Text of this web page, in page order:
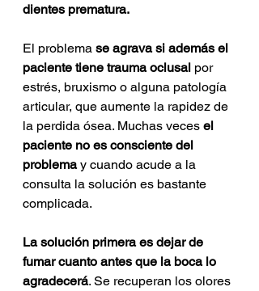
dientes prematura.
El problema se agrava si además el
paciente tiene trauma oclusal por
estrés, bruxismo o alguna patología
articular, que aumente la rapidez de
la perdida ósea. Muchas veces el
paciente no es consciente del
problema y cuando acude a la
consulta la solución es bastante
complicada.
La solución primera es dejar de
fumar cuanto antes que la boca lo
agradecerá. Se recuperan los olores